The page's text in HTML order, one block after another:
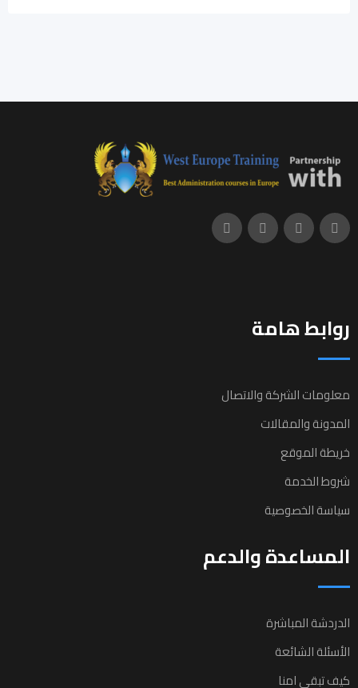
روابط هامة
معلومات الشركة والاتصال
المدونة والمقالات
خريطة الموقع
شروط الخدمة
سياسة الخصوصية
المساعدة والدعم
الدردشة المباشرة
الأسئلة الشائعة
كيف تبقى امنا